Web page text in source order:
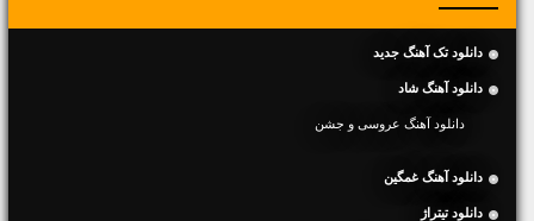
دانلود تک آهنگ جدید
دانلود آهنگ شاد
دانلود آهنگ عروسی و جشن
دانلود آهنگ غمگین
دانلود تیتراژ